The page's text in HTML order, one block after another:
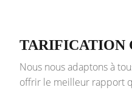
TARIFICATION
Nous nous adaptons à
offrir le meilleur rapport